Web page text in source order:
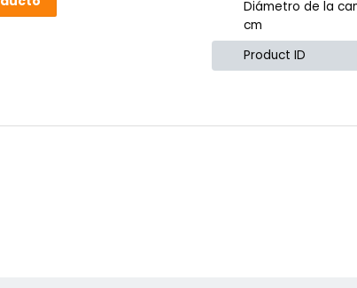
Diámetro de la
cm
Product ID